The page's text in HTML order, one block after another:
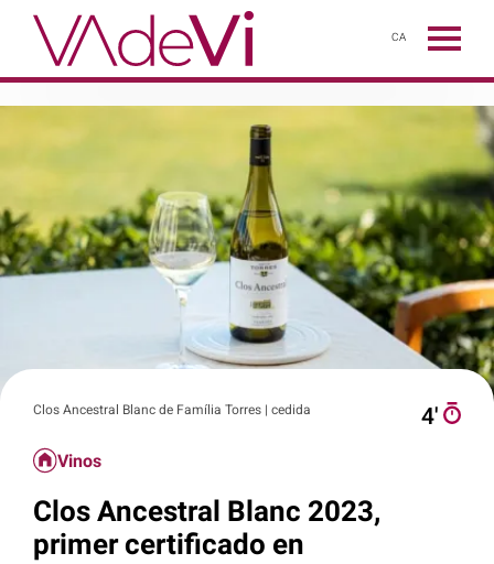
CA
Clos Ancestral Blanc de Família Torres | cedida 4′
Vinos
Clos Ancestral Blanc 2023,
primer certificado en